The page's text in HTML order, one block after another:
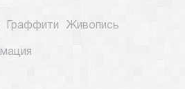
Граффити Живопись